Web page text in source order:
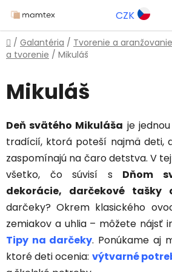
na
obsah
CZK
Domov
/ Galantéria / Tvorenie a aranžovanie
a tvorenie / Mikuláš
Mikuláš
Deň svätého Mikuláša je
tradícií, ktorá poteší najmä deti,
zaspomínajú na čaro detstva. V
všetko, čo súvisí s Dňom
dekorácie, darčekové tašky
darčeky? Okrem klasického
zemiakov a uhlia – môžete nájsť
Tipy na darčeky. Ponúkame aj
ktoré deti ocenia: výtvarné